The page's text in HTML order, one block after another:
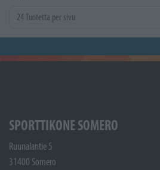
SPORTTIKONE SOMERO
Ruunalantie 5
31400 Somero